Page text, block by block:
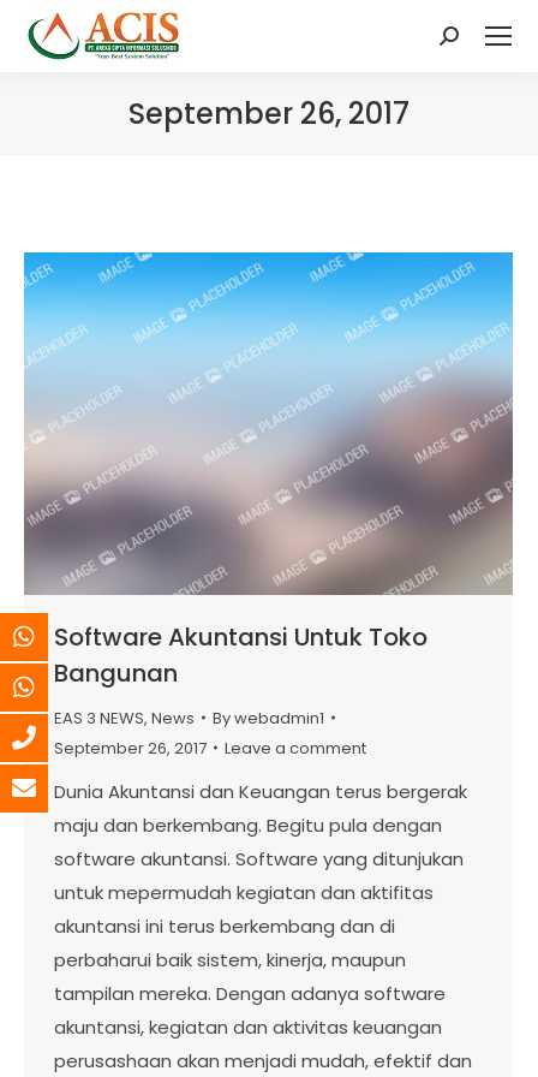
Search:
September 26, 2017
Software Akuntansi Untuk Toko
Bangunan
EAS 3 NEWS, News Bywebadmin1
September 26, 2017
Leave a comment
Dunia Akuntansi dan Keuangan terus bergerak
maju dan berkembang. Begitu pula dengan
software akuntansi. Software yang ditunjukan
untuk mepermudah kegiatan dan aktifitas
akuntansi ini terus berkembang dan di
perbaharui baik sistem, kinerja, maupun
tampilan mereka. Dengan adanya software
akuntansi, kegiatan dan aktivitas keuangan
perusashaan akan menjadi mudah, efektif dan